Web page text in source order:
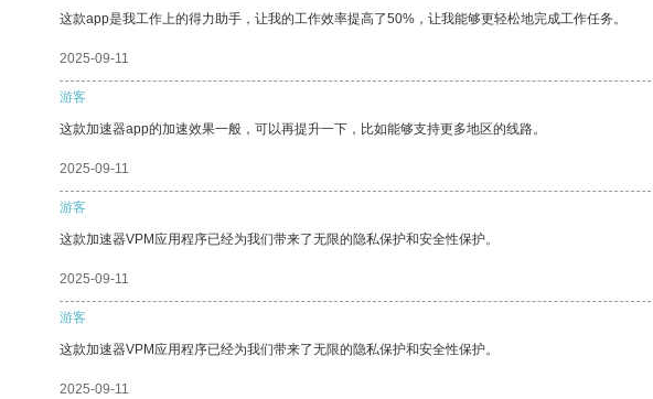
这款app是我工作上的得力助手，让我的工作效率提高了50%，让我能够更轻松地完成工作任务。
2025-09-11
游客
这款加速器app的加速效果一般，可以再提升一下，比如能够支持更多地区的线路。
2025-09-11
游客
这款加速器VPM应用程序已经为我们带来了无限的隐私保护和安全性保护。
2025-09-11
游客
这款加速器VPM应用程序已经为我们带来了无限的隐私保护和安全性保护。
2025-09-11